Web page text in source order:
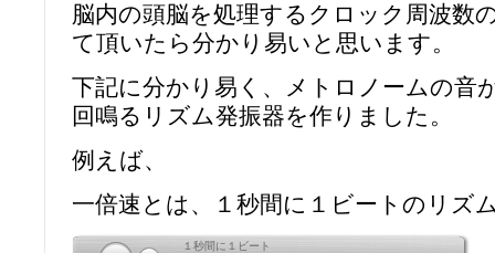
脳内の頭脳を処理するクロック周波数
て頂いたら分かり易いと思います。
下記に分かり易く、メトロノームの音
回鳴るリズム発振器を作りました。
例えば、
一倍速とは、１秒間に１ビートのリズ
１秒間に１ビート